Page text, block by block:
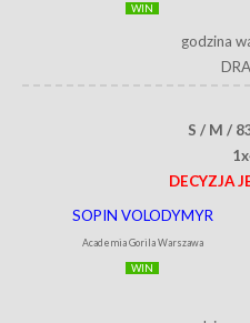
WIN
godzina
S / M /
DECYZJA
SOPIN VOLODYMYR
Academia Gorila Warszawa
WIN